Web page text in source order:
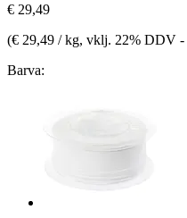
€ 29,49
(€ 29,49 / kg, vklj. 22% DDV -
Barva: